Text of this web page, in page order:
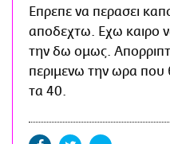
Επρεπε να περασει
αποδεχτω. Εχω καιρο
την δω ομως.
περιμενω την ωρα
τα 40.